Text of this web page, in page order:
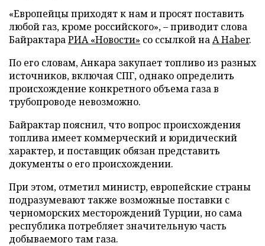
«Европейцы приходят к нам и просят поставить
любой газ, кроме российского», – приводит слова
БайрактараРИА «Новости» со ссылкой наA Haber.
По его словам, Анкара закупает топливо из разных
источников, включая СПГ, однако определить
происхождение конкретного объема газа в
трубопроводе невозможно.
Байрактар пояснил, что вопрос происхождения
топлива имеет коммерческий и юридический
характер, и поставщик обязан представить
документы о его происхождении.
При этом, отметил министр, европейские страны
подразумевают также возможные поставки с
черноморских месторождений Турции, но сама
республика потребляет значительную часть
добываемого там газа.